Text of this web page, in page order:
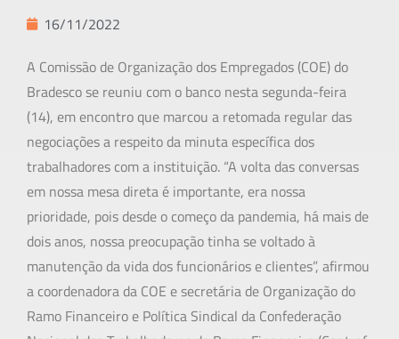
16/11/2022
A Comissão de Organização dos Empregados (COE) do
Bradesco se reuniu com o banco nesta segunda-feira
(14), em encontro que marcou a retomada regular das
negociações a respeito da minuta específica dos
trabalhadores com a instituição. “A volta das conversas
em nossa mesa direta é importante, era nossa
prioridade, pois desde o começo da pandemia, há mais de
dois anos, nossa preocupação tinha se voltado à
manutenção da vida dos funcionários e clientes”, afirmou
a coordenadora da COE e secretária de Organização do
Ramo Financeiro e Política Sindical da Confederação